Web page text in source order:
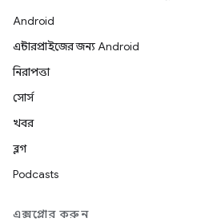
Android
এন্টারপ্রাইজের জন্য Android
নিরাপত্তা
সোর্স
খবর
ব্লগ
Podcasts
এক্সপ্লোর করুন